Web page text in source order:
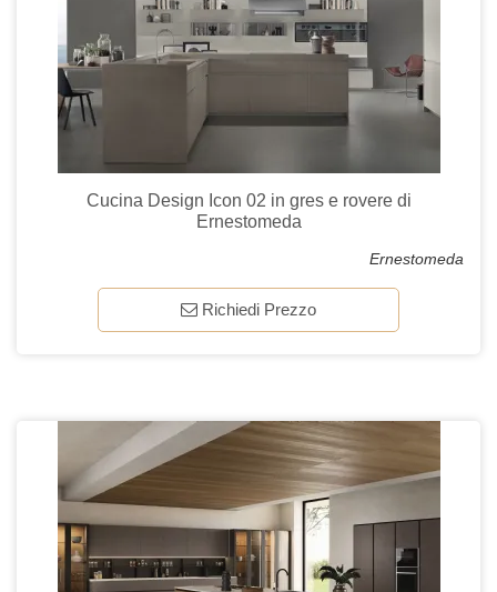
Cucina Design Icon 02 in gres e rovere di
Ernestomeda
Ernestomeda
Richiedi Prezzo